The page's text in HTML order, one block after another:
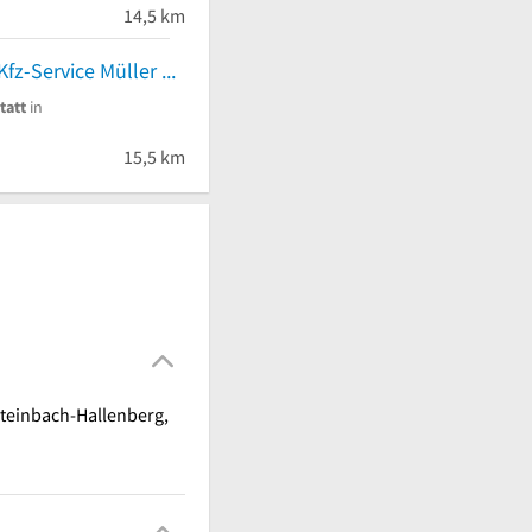
14,5 km
Karosserie u. Kfz-Service Müller GmbH
in
15,5 km
Hallenberg,